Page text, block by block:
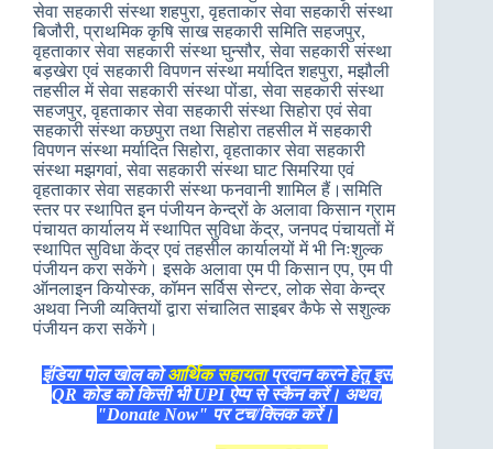
सेवा सहकारी संस्था शहपुरा, वृहताकार सेवा सहकारी संस्था
बिजौरी, प्राथमिक कृषि साख सहकारी समिति सहजपुर,
वृहताकार सेवा सहकारी संस्था घुन्सौर, सेवा सहकारी संस्था
बड़खेरा एवं सहकारी विपणन संस्था मर्यादित शहपुरा, मझौली
तहसील में सेवा सहकारी संस्था पोंडा, सेवा सहकारी संस्था
सहजपुर, वृहताकार सेवा सहकारी संस्था सिहोरा एवं सेवा
सहकारी संस्था कछपुरा तथा सिहोरा तहसील में सहकारी
विपणन संस्था मर्यादित सिहोरा, वृहताकार सेवा सहकारी
संस्था मझगवां, सेवा सहकारी संस्था घाट सिमरिया एवं
वृहताकार सेवा सहकारी संस्था फनवानी शामिल हैं।समिति
स्तर पर स्थापित इन पंजीयन केन्द्रों के अलावा किसान ग्राम
पंचायत कार्यालय में स्थापित सुविधा केंद्र, जनपद पंचायतों में
स्थापित सुविधा केंद्र एवं तहसील कार्यालयों में भी निःशुल्क
पंजीयन करा सकेंगे। इसके अलावा एम पी किसान एप, एम पी
ऑनलाइन कियोस्क, कॉमन सर्विस सेन्टर, लोक सेवा केन्द्र
अथवा निजी व्यक्तियों द्वारा संचालित साइबर कैफे से सशुल्क
पंजीयन करा सकेंगे।
इंडिया पोल खोल कोआर्थिक सहायताप्रदान करने हेतु इस
QR कोड को किसी भी UPI ऐप्प से स्कैन करें। अथवा
"Donate Now" पर टच/क्लिक करें।